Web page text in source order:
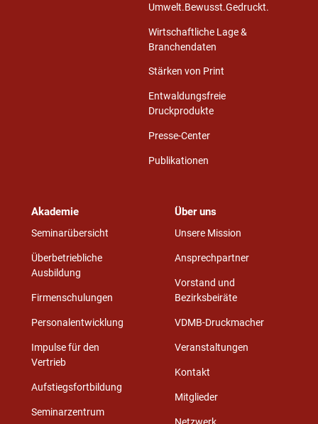
Umwelt.Bewusst.Gedruckt.
Wirtschaftliche Lage &
Branchendaten
Stärken von Print
Entwaldungsfreie
Druckprodukte
Presse-Center
Publikationen
Akademie
Seminarübersicht
Überbetriebliche
Ausbildung
Firmenschulungen
Personalentwicklung
Impulse für den
Vertrieb
Aufstiegsfortbildung
Seminarzentrum
Über uns
Unsere Mission
Ansprechpartner
Vorstand und
Bezirksbeiräte
VDMB-Druckmacher
Veranstaltungen
Kontakt
Mitglieder